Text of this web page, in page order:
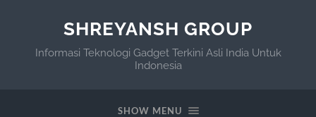
SHREYANSH GROUP
Informasi Teknologi Gadget Terkini Asli India Untuk
Indonesia
SHOW MENU